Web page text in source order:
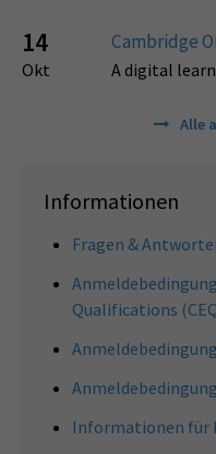
14
Okt
Cambridge
A digital
Alle
Informationen
Fragen &
Qualifications
Informationen für